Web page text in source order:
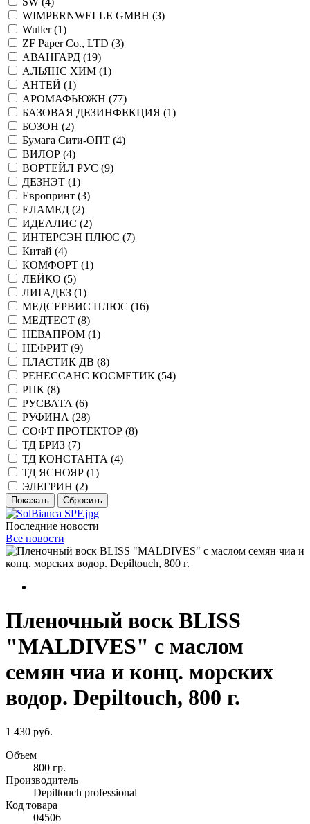
WIMPERNWELLE GMBH (3)
Wuller (1)
ZF Paper Co., LTD (3)
АВАНГАРД (19)
АЛЬЯНС ХИМ (1)
АНТЕЙ (1)
АРОМАФЬЮЖН (77)
БАЗОВАЯ ДЕЗИНФЕКЦИЯ (1)
БОЗОН (2)
Бумага Сити-ОПТ (4)
ВИЛОР (4)
ВОРТЕЙЛ РУС (9)
ДЕЗНЭТ (1)
Европринт (3)
ЕЛАМЕД (2)
ИДЕАЛИС (2)
ИНТЕРСЭН ПЛЮС (7)
Китай (4)
КОМФОРТ (1)
ЛЕЙКО (5)
ЛИГАДЕЗ (1)
МЕДСЕРВИС ПЛЮС (16)
МЕДТЕСТ (8)
НЕВАПРОМ (1)
НЕФРИТ (9)
ПЛАСТИК ДВ (8)
РЕНЕССАНС КОСМЕТИК (54)
РПК (8)
РУСВАТА (6)
РУФИНА (28)
СОФТ ПРОТЕКТОР (8)
ТД БРИЗ (7)
ТД КОНСТАНТА (4)
ТД ЯСНОЯР (1)
ЭЛЕГРИН (2)
Последние новости
Все новости
Пленочный воск BLISS
"MALDIVES" с маслом
семян чиа и конц. морских
водор. Depiltouch, 800 г.
1 430 руб.
Объем
800 гр.
Производитель
Depiltouch professional
Код товара
04506